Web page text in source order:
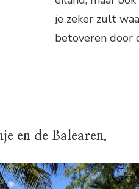
je zeker zult
betoveren door
en de Balearen.